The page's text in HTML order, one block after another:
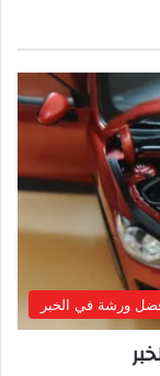
ورشة في الخبر